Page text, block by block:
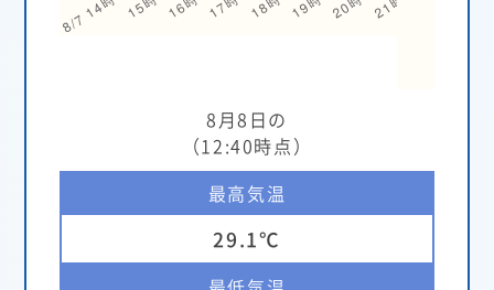
8月8日の
（12:40時点）
最高気温
29.1